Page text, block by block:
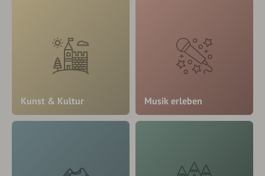
Kunst & Kultur Musik erleben